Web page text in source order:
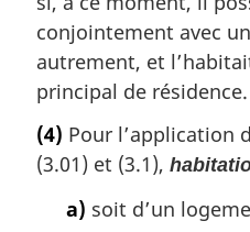
conjointement avec
autrement, et
principal de résidence.
(4) Pour l’application
(3.01) et (3.1),
a) soit d’un